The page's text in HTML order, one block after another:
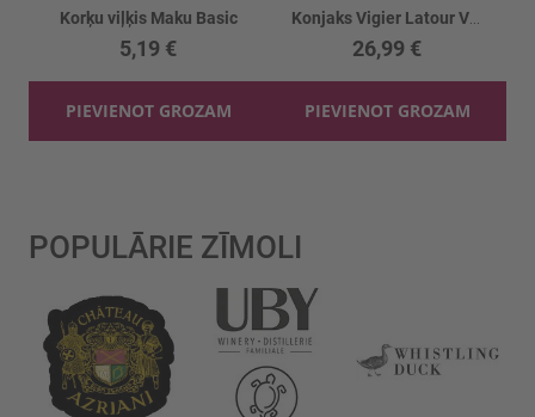
Korķu viļķis Maku Basic
5,19 €
PIEVIENOT GROZAM
26,99 €
PIEVIENOT GROZAM
POPULĀRIE ZĪMOLI